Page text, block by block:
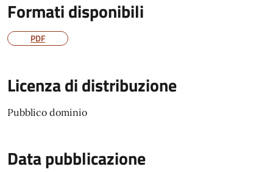
Formati disponibili
PDF
Licenza di distribuzione
Pubblico dominio
Data pubblicazione